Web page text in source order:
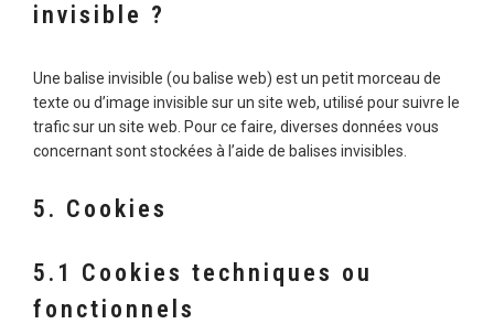
invisible ?
Une balise invisible (ou balise web) est un petit morceau de
texte ou d’image invisible sur un site web, utilisé pour suivre le
trafic sur un site web. Pour ce faire, diverses données vous
concernant sont stockées à l’aide de balises invisibles.
5. Cookies
5.1 Cookies techniques ou
fonctionnels